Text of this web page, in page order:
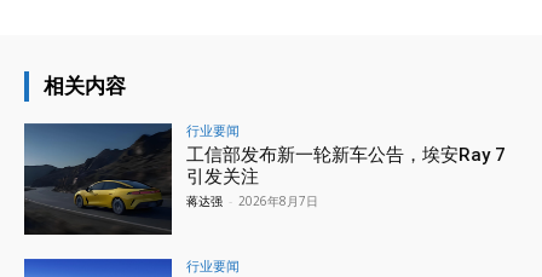
相关内容
行业要闻
工信部发布新一轮新车公告，埃安Ray 7
引发关注
蒋达强 - 2026年8月7日
行业要闻